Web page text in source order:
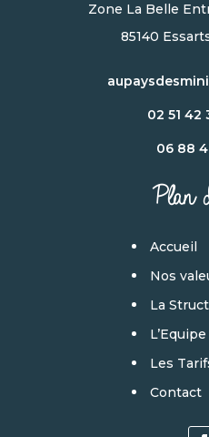
Zone La Belle
85140
02 51 42
06 88
Plan
Accueil
Nos
La
L’Equipe
Les
Contact